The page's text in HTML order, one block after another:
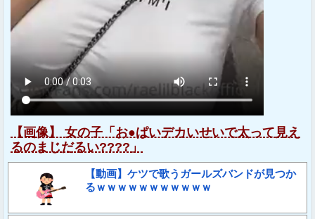
【画像】 女の子「お●ぱいデカいせいで太って見え
るのまじだるい????」
【動画】ケツで歌うガールズバンドが見つか
るｗｗｗｗｗｗｗｗｗｗｗ